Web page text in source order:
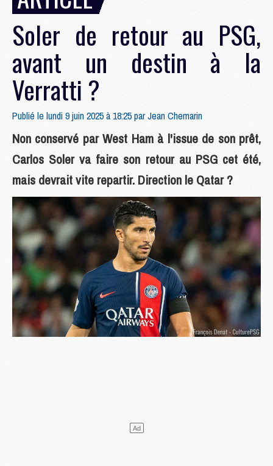
Soler de retour au PSG,
avant un destin à la
Verratti ?
Publié le lundi 9 juin 2025 à 18:25 parJean Chemarin
Non conservé par West Ham à l'issue de son prêt,
Carlos Soler va faire son retour au PSG cet été,
mais devrait vite repartir. Direction le Qatar ?